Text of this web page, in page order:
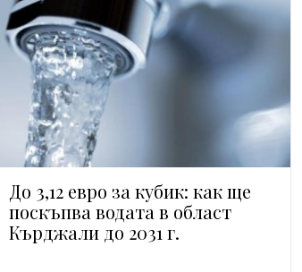
До 3,12 евро за кубик: как ще
поскъпва водата в област
Кърджали до 2031 г.